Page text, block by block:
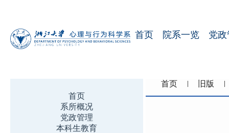
首页 院系一览 党
首页
系所概况
党政管理
本科生教育
首页 旧版